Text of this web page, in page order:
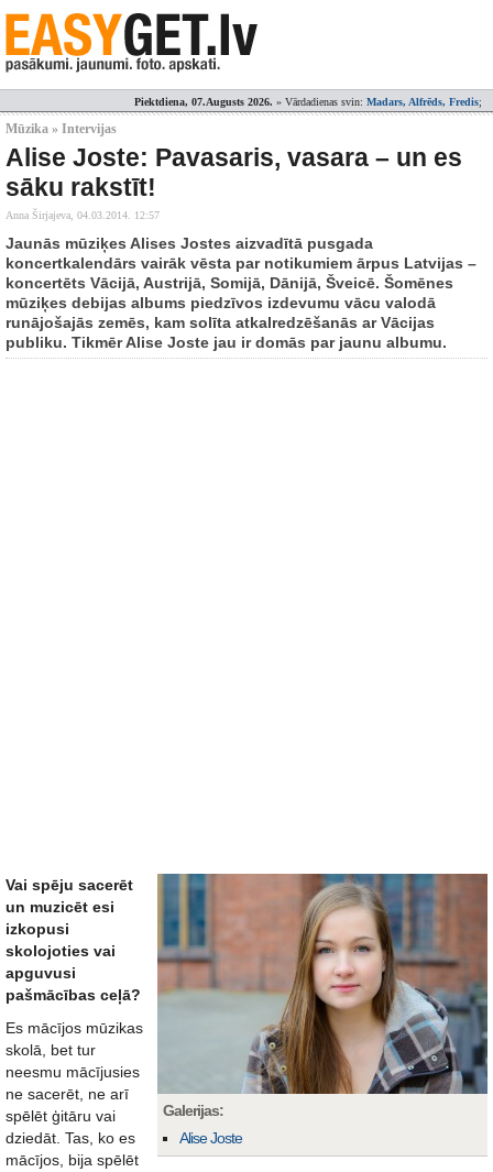
Piektdiena, 07.Augusts 2026. » Vārdadienas svin: Madars, Alfrēds, Fredis;
Mūzika » Intervijas
Alise Joste: Pavasaris, vasara – un es
sāku rakstīt!
Anna Širjajeva, 04.03.2014. 12:57
Jaunās mūziķes Alises Jostes aizvadītā pusgada
koncertkalendārs vairāk vēsta par notikumiem ārpus Latvijas –
koncertēts Vācijā, Austrijā, Somijā, Dānijā, Šveicē. Šomēnes
mūziķes debijas albums piedzīvos izdevumu vācu valodā
runājošajās zemēs, kam solīta atkalredzēšanās ar Vācijas
publiku. Tikmēr Alise Joste jau ir domās par jaunu albumu.
Galerijas:
Alise Joste
Vai spēju sacerēt
un muzicēt esi
izkopusi
skolojoties vai
apguvusi
pašmācības ceļā?
Es mācījos mūzikas
skolā, bet tur
neesmu mācījusies
ne sacerēt, ne arī
spēlēt ģitāru vai
dziedāt. Tas, ko es
mācījos, bija spēlēt